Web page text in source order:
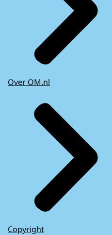
Over OM.nl
Copyright